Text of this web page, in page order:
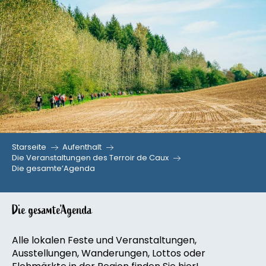
Aller
au
contenu
principal
Starseite
Aufenthalt
Die Veranstaltungen des Terroir de Caux
Die gesamte’Agenda
Die gesamte’Agenda
Alle lokalen Feste und Veranstaltungen,
Ausstellungen, Wanderungen, Lottos oder